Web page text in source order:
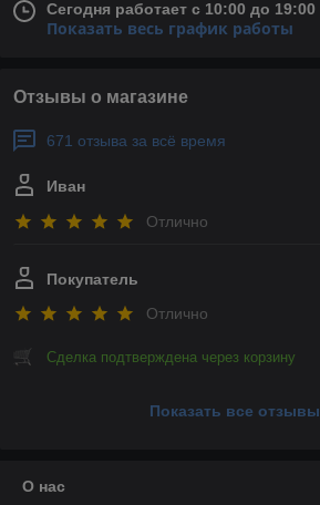
Сегодня работает с 10:00 до 19:00
Показать весь график работы
Отзывы о магазине
671 отзыва за всё время
Иван
Отлично
Покупатель
Отлично
Сделка подтверждена через корзину
Показать все отзывы
О нас